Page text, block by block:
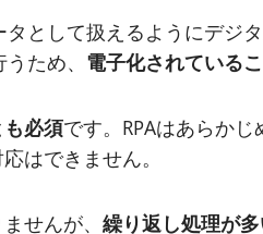
タとして扱えるようにデジ
ため、 電子化されている
必須です。RPAはあらか
はできません。
せんが、繰り返し処理が